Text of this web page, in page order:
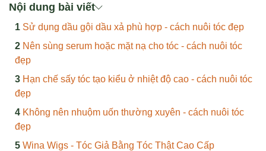
Nội dung bài viết
Sử dụng dầu gội dầu xả phù hợp - cách nuôi tóc đẹp
Nên sùng serum hoặc mặt nạ cho tóc - cách nuôi tóc
đẹp
Hạn chế sấy tóc tạo kiểu ở nhiệt độ cao - cách nuôi tóc
đẹp
Không nên nhuộm uốn thường xuyên - cách nuôi tóc
đẹp
Wina Wigs - Tóc Giả Bằng Tóc Thật Cao Cấp